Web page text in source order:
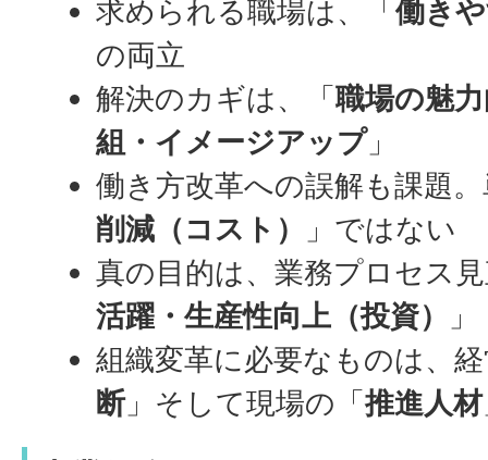
求められる職場は、「働き
の両立
解決のカギは、「職場の魅
組・イメージアップ」
働き方改革への誤解も課題
削減（コスト）
」ではない
真の目的は、業務プロセス
活躍・生産性向上（投資）
」
組織変革に必要なものは、
断」そして現場の「推進人材